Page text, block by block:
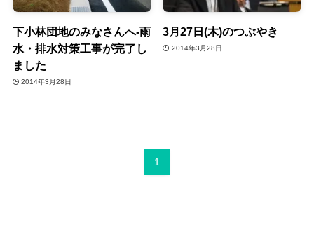
下小林団地のみなさんへ‐雨
水・排水対策工事が完了し
ました
2014年3月28日
3月27日(木)のつぶやき
2014年3月28日
1